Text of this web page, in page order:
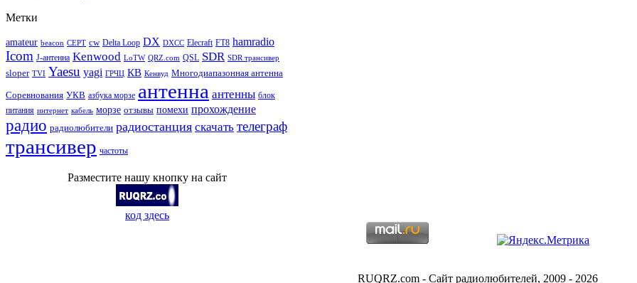
Метки
amateur beacon CEPT cw Delta Loop DX DXCC Elecraft FT8 hamradio
Icom J-антенна Kenwood LoTW QRZ.com QSL SDR SDR трансивер
sloper TVI Yaesu yagi ГРЧЦ КВ Кенвуд Многодиапазонная антенна
Соревнования УКВ азбука морзе антенна антенны блок
питания интернет кабель морзе отзывы помехи прохождение
радио радиолюбители радиостанция скачать телеграф
трансивер частоты
Разместите нашу кнопку на сайт
код здесь
RUQRZ.com - Сайт радиолюбителей, 2009 - 2026